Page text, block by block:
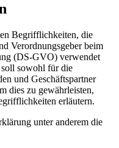
Begrifflichkeiten, die
Verordnungsgeber beim
(DS-GVO) verwendet
sowohl für die
und Geschäftspartner
dies zu gewährleisten,
erläutern.
unter anderem die